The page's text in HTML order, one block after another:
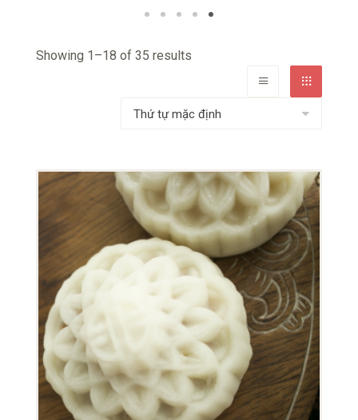
Showing 1–18 of 35 results